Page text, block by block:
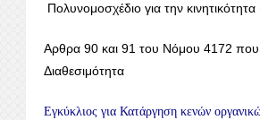
Πολυνομοσχέδιο για την
Αρθρα 90 και 91 του Νόμου 4172
Διαθεσιμότητα
Εγκύκλιος για Κατάργηση κενών